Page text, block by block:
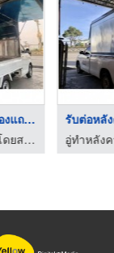
รับทำหลังคาสองแถว สม ...
อู่ทำหลังคารถโดยสาร รถขนส่ง รถกระบะ - สมคิดการเบาะ